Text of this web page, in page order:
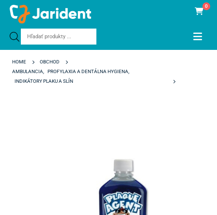
Products
0
HOME
OBCHOD
AMBULANCIA, PROFYLAXIA A DENTÁLNA HYGIENA,
INDIKÁTORY PLAKU A SLÍN